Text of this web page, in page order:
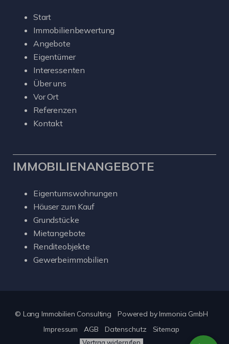
Start
Immobilienbewertung
Angebote
Eigentümer
Interessenten
Über uns
Vor Ort
Referenzen
Kontakt
IMMOBILIENANGEBOTE
Eigentumswohnungen
Häuser zum Kauf
Grundstücke
Mietangebote
Renditeobjekte
Gewerbeimmobilien
© Lang Immobilien Consulting Powered byImmonia GmbH
Impressum
AGB Datenschutz Sitemap